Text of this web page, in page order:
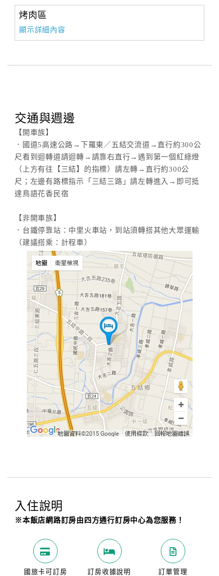
烤肉區
顯示詳細內容
交通與週邊
【開車族】
．國道5高速公路→下羅東／五結交流道→直行約300公
尺看到迴轉道請迴轉→請靠右直行→遇到第一個紅綠燈
（上方有往【三結】的指標）請左轉→直行約300公
尺；左邊有路標指示「三結三路」請左轉進入→即可抵
達鳥語花香民宿
【非開車族】
．台鐵停靠站：中里火車站，到站須轉搭其他大眾運輸
（建議搭乘：計程車）
入住說明
※本飯店網路訂房由四方通行訂房中心為您服務！
國旅卡可訂房 訂房收據說明 訂單管理